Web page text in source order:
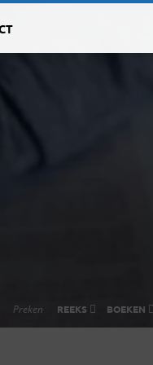
Preken REEKS BOEKEN